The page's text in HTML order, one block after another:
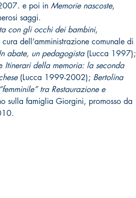
e poi in Memorie nascoste,
saggi.
con gli occhi dei bambini,
dell’amministrazione comunale di
abate, un pedagogista(Lucca 1997);
Itinerari della memoria: la seconda
(Lucca 1999-2002); Bertolina
tra Restaurazione e
sulla famiglia Giorgini, promosso da